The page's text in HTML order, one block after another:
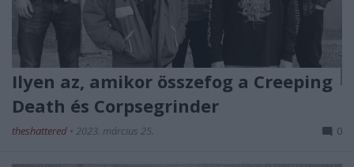
Ilyen az, amikor összefog a Creeping
Death és Corpsegrinder
theshattered • 2023. március 25. 0